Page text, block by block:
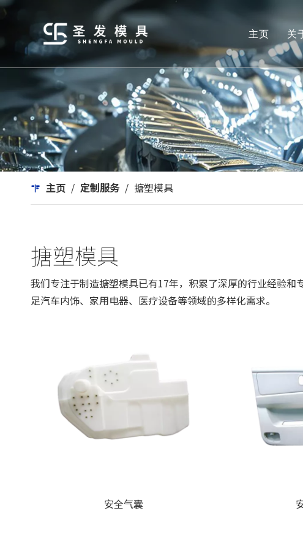
主页 关
主页 / 定制服务 / 搪塑模具
搪塑模具
我们专注于制造搪塑模具已有17年，积累了深厚的行业经验
足汽车内饰、家用电器、医疗设备等领域的多样化需求。
安全气囊